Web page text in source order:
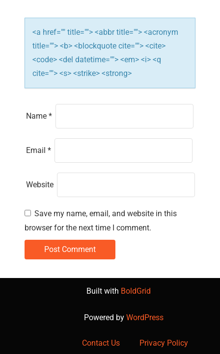
o
n
<a href="" title=""> <abbr title=""> <acronym
title=""> <b> <blockquote cite=""> <cite>
<code> <del datetime=""> <em> <i> <q
cite=""> <s> <strike> <strong>
Name *
Email *
Website
Save my name, email, and website in this
browser for the next time I comment.
Built with BoldGrid
Powered by WordPress
Contact Us Privacy Policy